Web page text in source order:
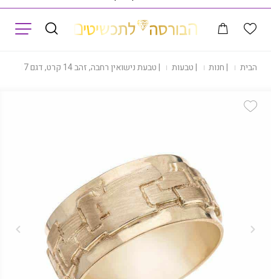
דף הבית |חנות |טבעות |טבעת נישואין רחבה, זהב 14 קרט, דגם R817